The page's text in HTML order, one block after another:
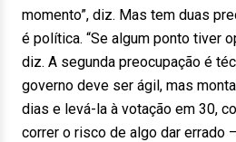
momento”, diz. Mas tem duas
é política. “Se algum ponto tiver
diz. A segunda preocupação é
governo deve ser ágil, mas
dias e levá-la à votação em 30,
correr o risco de algo dar errado